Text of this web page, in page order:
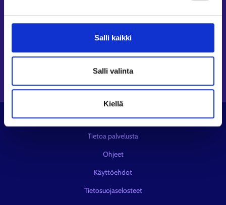
Salli kaikki
Salli valinta
Kiellä
LinkedIn⁠
Youtube⁠
© KEHA-keskus
Tietoa palvelusta
Ohjeet
Käyttöehdot
Tietosuojaselosteet